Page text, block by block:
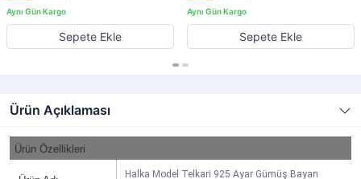
Sepete Ekle Sepete Ekle
Ürün Açıklaması
Ürün Özellikleri
Halka Model Telkari 925 Ayar Gümüş Bayan